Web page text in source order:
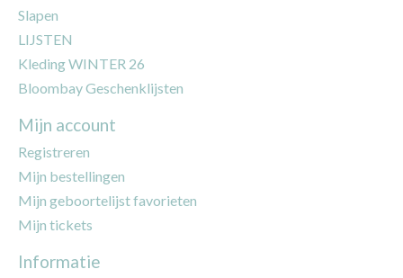
Slapen
LIJSTEN
Kleding WINTER 26
Bloombay Geschenklijsten
Mijn account
Registreren
Mijn bestellingen
Mijn geboortelijst favorieten
Mijn tickets
Informatie